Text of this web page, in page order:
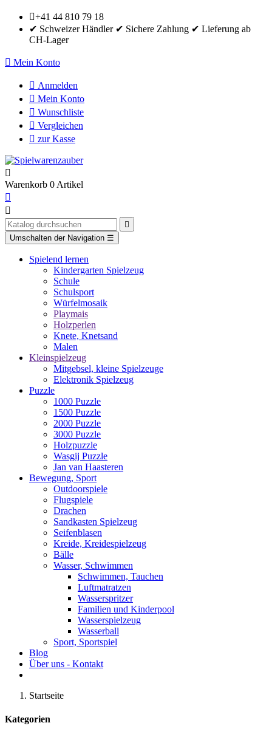
+41 44 810 79 18
✔ Schweizer Händler ✔ Sichere Zahlung ✔ Lieferung ab
CH-Lager
 Mein Konto
 Anmelden
 Mein Konto
 Wunschliste
 Vergleichen
 zur Kasse

Warenkorb 0 Artikel



Umschalten der Navigation ☰
Spielend lernen
Kindergarten Spielzeug
Schule
Schulsport
Würfelmosaik
Playmais
Holzperlen
Knete, Knetsand
Malen
Kleinspielzeug
Mitgebsel, kleine Spielzeuge
Elektronik Spielzeug
Puzzle
1000 Puzzle
1500 Puzzle
2000 Puzzle
3000 Puzzle
Holzpuzzle
Wasgij Puzzle
Jan van Haasteren
Bewegung, Sport
Outdoorspiele
Flugspiele
Drachen
Sandkasten Spielzeug
Seifenblasen
Kreide, Kreidespielzeug
Bälle
Wasser, Schwimmen
Schwimmen, Tauchen
Luftmatratzen
Wasserspritzer
Familien und Kinderpool
Wasserspielzeug
Wasserball
Sport, Sportspiel
Blog
Über uns - Kontakt
Startseite
Kategorien